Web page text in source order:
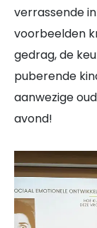
verrassende
voorbeelden
gedrag, de
puberende
aanwezige
avond!